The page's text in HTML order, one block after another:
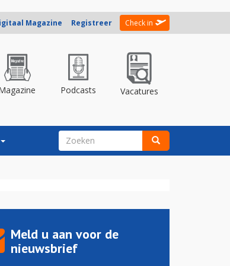
Magazine Registreer Check in
Podcasts Vacatures
ZOEKVELD
Meld u aan voor de
nieuwsbrief